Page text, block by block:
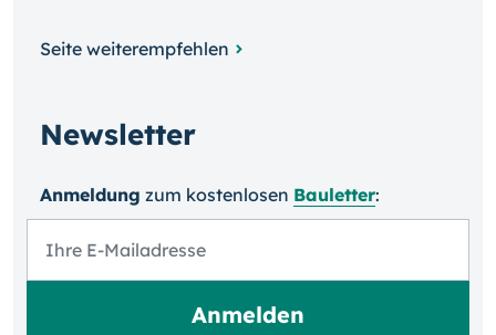
Seite weiterempfehlen
Newsletter
Anmeldung zum kosten­losen Bauletter: